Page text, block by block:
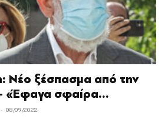
Νέο ξέσπασμα από την
«Έφαγα σφαίρα...
- 08/09/2022